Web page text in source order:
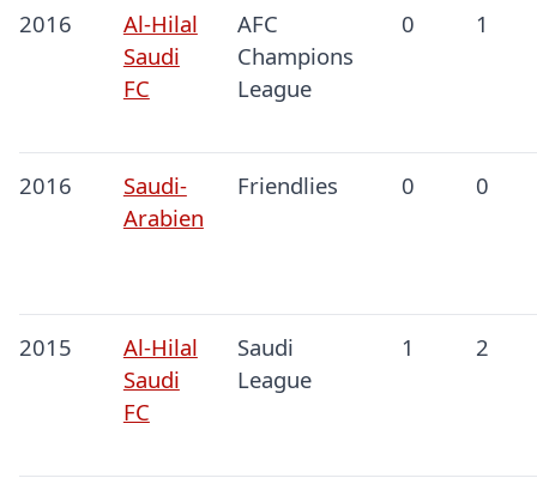
2016
Al-Hilal
Saudi
FC
AFC
Champions
League
0 1
2016
Saudi-
Arabien
Friendlies 0 0
2015
Al-Hilal
Saudi
FC
Saudi
League
1 2